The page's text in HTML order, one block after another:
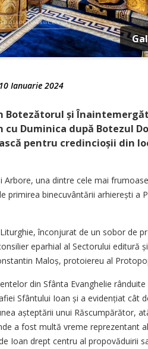
10 Ianuarie 2024
Botezătorul și
cu Duminica după Botezul
pentru credincioșii din
una dintre cele mai
binecuvântării arhierești a
înconjurat de un sobor de
eparhial al Sectorului editură
Maloș, protoiereu al
din Sfânta Evanghelie
Sfântului Ioan și a evidențiat cât
așteptării unui Răscumpărător,
a fost multă vreme reprezentant
Ioan drept centru al propovăduirii